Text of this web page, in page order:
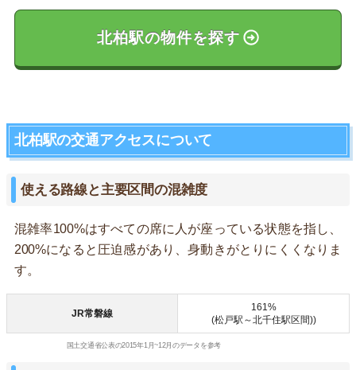
北柏駅の物件を探す
北柏駅の交通アクセスについて
使える路線と主要区間の混雑度
混雑率100%はすべての席に人が座っている状態を指し、
200%になると圧迫感があり、身動きがとりにくくなりま
す。
JR常磐線
161%
(松戸駅～北千住駅区間))
国土交通省公表の2015年1月~12月のデータを参考